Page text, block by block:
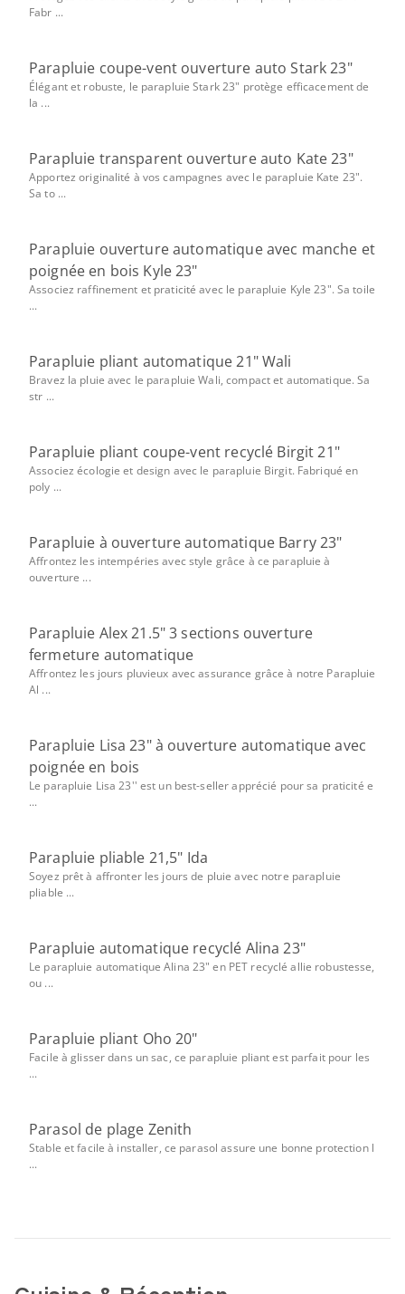
Fabr ...
Parapluie coupe-vent ouverture auto Stark 23"
Élégant et robuste, le parapluie Stark 23" protège efficacement de
la ...
Parapluie transparent ouverture auto Kate 23"
Apportez originalité à vos campagnes avec le parapluie Kate 23".
Sa to ...
Parapluie ouverture automatique avec manche et
poignée en bois Kyle 23"
Associez raffinement et praticité avec le parapluie Kyle 23". Sa toile
...
Parapluie pliant automatique 21" Wali
Bravez la pluie avec le parapluie Wali, compact et automatique. Sa
str ...
Parapluie pliant coupe-vent recyclé Birgit 21"
Associez écologie et design avec le parapluie Birgit. Fabriqué en
poly ...
Parapluie à ouverture automatique Barry 23"
Affrontez les intempéries avec style grâce à ce parapluie à
ouverture ...
Parapluie Alex 21.5" 3 sections ouverture
fermeture automatique
Affrontez les jours pluvieux avec assurance grâce à notre Parapluie
Al ...
Parapluie Lisa 23" à ouverture automatique avec
poignée en bois
Le parapluie Lisa 23'' est un best-seller apprécié pour sa praticité e
...
Parapluie pliable 21,5" Ida
Soyez prêt à affronter les jours de pluie avec notre parapluie
pliable ...
Parapluie automatique recyclé Alina 23"
Le parapluie automatique Alina 23" en PET recyclé allie robustesse,
ou ...
Parapluie pliant Oho 20"
Facile à glisser dans un sac, ce parapluie pliant est parfait pour les
...
Parasol de plage Zenith
Stable et facile à installer, ce parasol assure une bonne protection l
...